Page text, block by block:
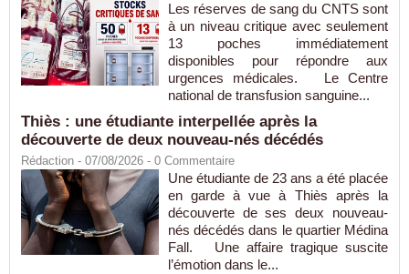
Les réserves de sang du CNTS sont
à un niveau critique avec seulement
13 poches immédiatement
disponibles pour répondre aux
urgences médicales. Le Centre
national de transfusion sanguine...
Thiès : une étudiante interpellée après la
découverte de deux nouveau-nés décédés
Rédaction - 07/08/2026 - 0 Commentaire
Une étudiante de 23 ans a été placée
en garde à vue à Thiès après la
découverte de ses deux nouveau-
nés décédés dans le quartier Médina
Fall. Une affaire tragique suscite
l’émotion dans le...